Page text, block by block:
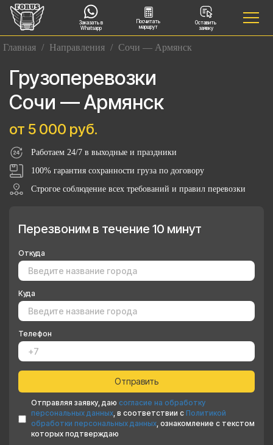
Заказать в
Whatsapp
Посчитать
маршрут
Оставить
заявку
Главная / Направления / Сочи — Армянск
Грузоперевозки
Сочи — Армянск
от 5 000 руб.
Работаем 24/7 в выходные и праздники
100% гарантия сохранности груза по договору
Строгое соблюдение всех требований и правил перевозки
Перезвоним в течение 10 минут
Откуда
Куда
Телефон
Отправляя заявку, даю согласие на обработку
персональных данных, в соответствии с Политикой
обработки персональных данных, ознакомление с текстом
которых подтверждаю